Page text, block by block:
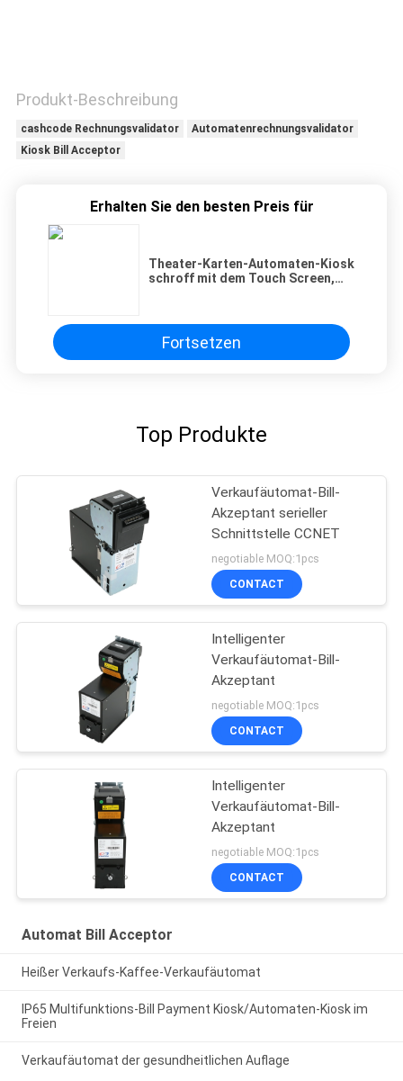
FORDERN
SIE
PRIVACY
POLICY
Produkt-Beschreibung
cashcode Rechnungsvalidator
Automatenrechnungsvalidator
Kiosk Bill Acceptor
Erhalten Sie den besten Preis für
Theater-Karten-Automaten-Kiosk
schroff mit dem Touch Screen,
Fortsetzen
Top Produkte
Verkaufäutomat-Bill-
Akzeptant serieller
Schnittstelle CCNET
negotiable MOQ:1pcs
CONTACT
Intelligenter
Verkaufäutomat-Bill-
Akzeptant
negotiable MOQ:1pcs
CONTACT
Intelligenter
Verkaufäutomat-Bill-
Akzeptant
negotiable MOQ:1pcs
CONTACT
Automat Bill Acceptor
Heißer Verkaufs-Kaffee-Verkaufäutomat
IP65 Multifunktions-Bill Payment Kiosk/Automaten-Kiosk im
Freien
Verkaufäutomat der gesundheitlichen Auflage